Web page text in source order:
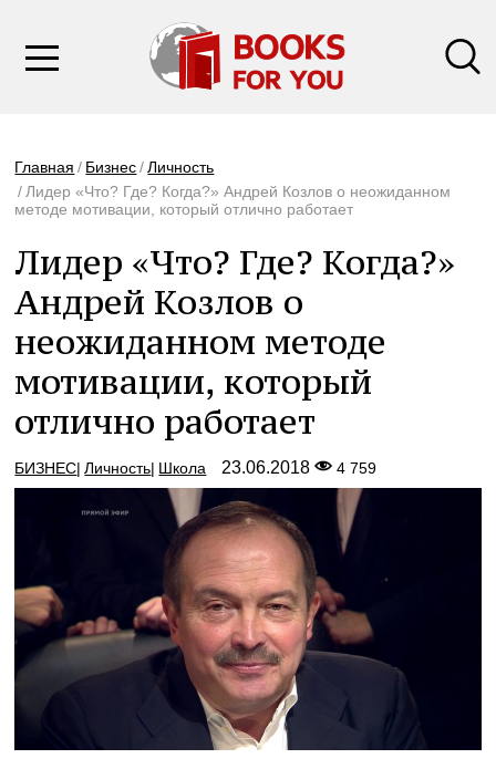
Главная Бизнес
Личность
Лидер «Что? Где? Когда?» Андрей Козлов о неожиданном
методе мотивации, который отлично работает
Лидер «Что? Где? Когда?»
Андрей Козлов о
неожиданном методе
мотивации, который
отлично работает
БИЗНЕС Личность Школа 23.06.2018 4 759